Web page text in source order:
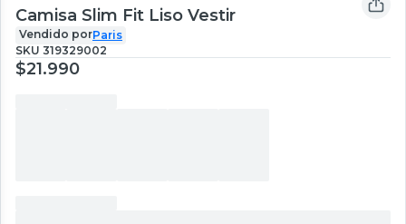
Camisa Slim Fit Liso Vestir
Vendido porParis
SKU 319329002
$21.990